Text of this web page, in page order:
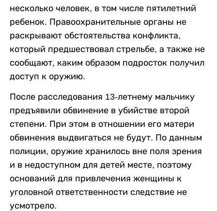
несколько человек, в том числе пятилетний
ребенок. Правоохранительные органы не
раскрывают обстоятельства конфликта,
который предшествовал стрельбе, а также не
сообщают, каким образом подросток получил
доступ к оружию.
После расследования 13-летнему мальчику
предъявили обвинение в убийстве второй
степени. При этом в отношении его матери
обвинения выдвигаться не будут. По данным
полиции, оружие хранилось вне поля зрения
и в недоступном для детей месте, поэтому
оснований для привлечения женщины к
уголовной ответственности следствие не
усмотрело.